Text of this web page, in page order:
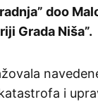
doo
Grada Niša”.
i